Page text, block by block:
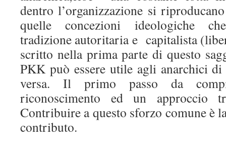
dentro l’organizzazione si
quelle concezioni ideologiche
tradizione autoritaria e capitalista
scritto nella prima parte di questo
PKK può essere utile agli anarchici
versa. Il primo passo da
riconoscimento ed un approccio
Contribuire a questo sforzo comune è
contributo.